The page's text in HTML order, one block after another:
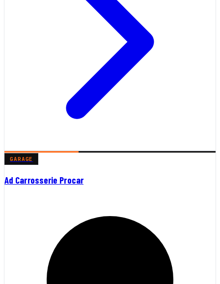
GARAGE
Ad Carrosserie Procar